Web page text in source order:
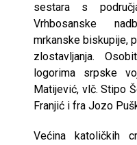
sestara s
Vrhbosanske
mrkanske biskupije,
zlostavljanja.
logorima srpske
Matijević, vlč. Stipo
Franjić i fra Jozo
Većina katoličkih